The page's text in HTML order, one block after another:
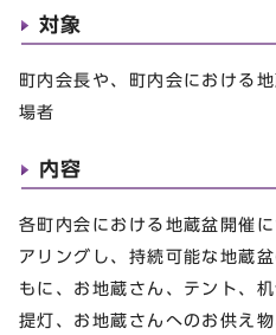
対象
町内会長や、町内会における
場者
内容
各町内会における地蔵盆開催
アリングし、持続可能な地蔵
もに、お地蔵さん、テント、
提灯、お地蔵さんへのお供え